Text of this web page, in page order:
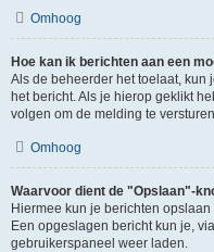
Omhoog
Hoe kan ik berichten aan een
Als de beheerder het toelaat,
het bericht. Als je hierop geklikt
volgen om de melding te versturen.
Omhoog
Waarvoor dient de "Opslaan"-
Hiermee kun je berichten
Een opgeslagen bericht kun je,
gebruikerspaneel weer laden.